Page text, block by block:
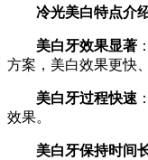
冷光美白特点介
美白牙效果显著
方案，美白效果更快
美白牙过程快速
效果。
美白牙保持时间